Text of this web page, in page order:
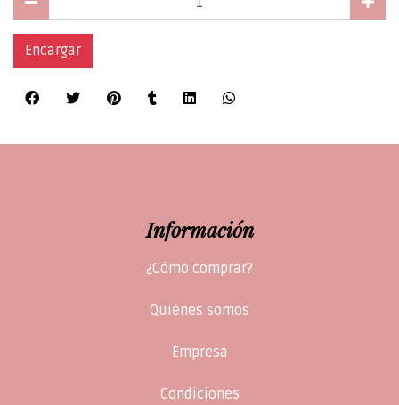
Encargar
Información
¿Cómo comprar?
Quiénes somos
Empresa
Condiciones